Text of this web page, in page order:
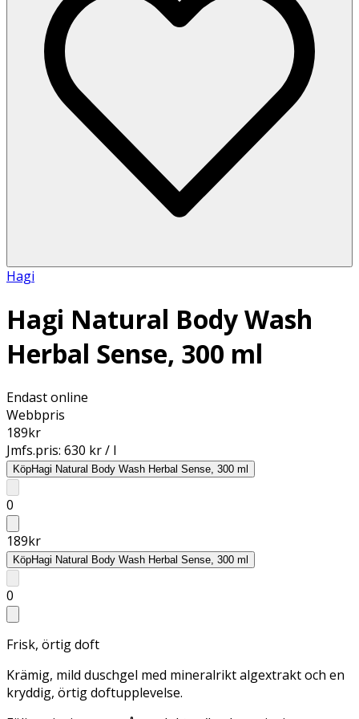
Hagi
Hagi Natural Body Wash
Herbal Sense, 300 ml
Endast online
Webbpris
189kr
Jmfs.pris: 630 kr / l
KöpHagi Natural Body Wash Herbal Sense, 300 ml
0
189kr
KöpHagi Natural Body Wash Herbal Sense, 300 ml
0
Frisk, örtig doft
Krämig, mild duschgel med mineralrikt algextrakt och en
kryddig, örtig doftupplevelse.